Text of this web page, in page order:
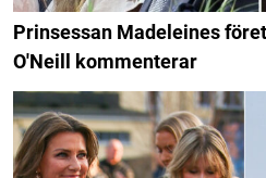
Prinsessan Madeleines
O'Neill kommenterar